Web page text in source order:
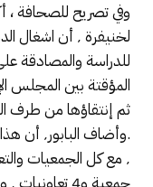
وفي تصريح للصحافة ،
ثم إنتقاؤها من طرف